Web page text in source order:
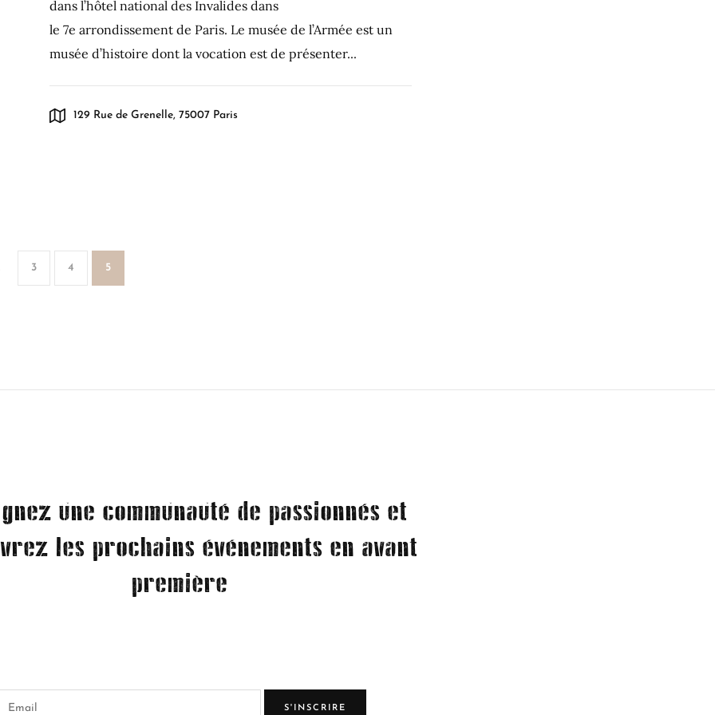
dans l’hôtel national des Invalides dans
le 7e arrondissement de Paris. Le musée de l’Armée est un
musée d’histoire dont la vocation est de présenter...
129 Rue de Grenelle, 75007 Paris
3 4 5
une communauté de passionnés et
les prochains événements en avant
première
S'INSCRIRE